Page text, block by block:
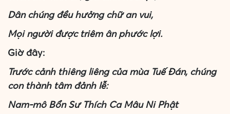
Dân chúng đều hưởng chữ an vui,
Mọi người được triêm ân phước lợi.
Giờ đây:
Trước cảnh thiêng liêng của mùa Tuế Đán, chúng
con thành tâm đảnh lễ:
Nam-mô Bổn Sư Thích Ca Mâu Ni Phật